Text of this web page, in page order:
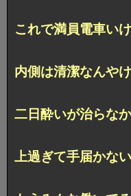
これで満員電車
内側は清潔なんや
二日酔いが治らな
上過ぎて手届かな